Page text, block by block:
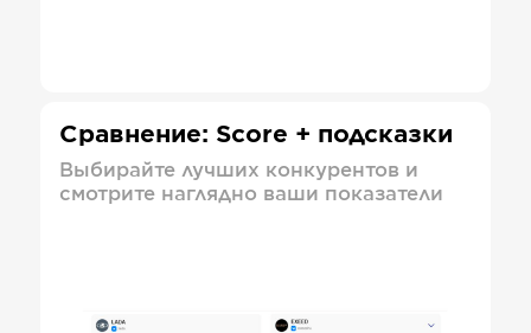
Сравнение: Score + подсказки
Выбирайте лучших конкурентов и
смотрите наглядно ваши показатели